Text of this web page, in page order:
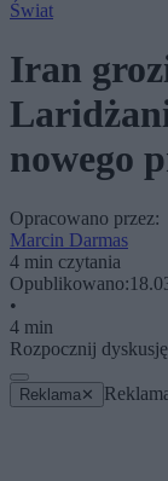
Świat
Iran
nowego
Opracowano przez:
Marcin Darmas
4 min czytania
Opublikowano:
•
4 min
Rozpocznij
Reklama ✕